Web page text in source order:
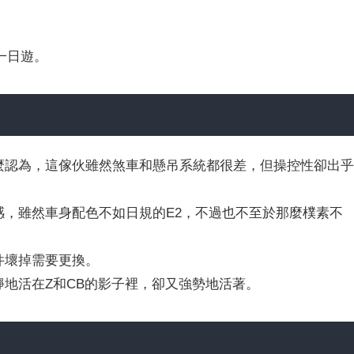
遊。
為，這傢伙雖然煞車和懸吊系統都很差，但操控性卻出乎
雖然車身配色不如日規的E2，不過也不至於那麼樸素不
掉需要更換。
活在Z和CB的影子裡，卻又強勢地活著。